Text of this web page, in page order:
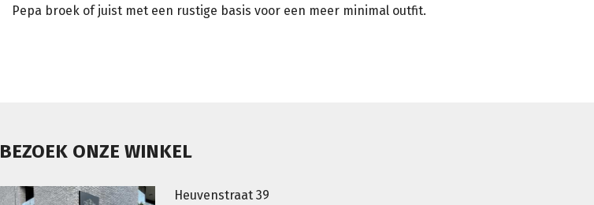
Pepa broek of juist met een rustige basis voor een meer minimal outfit.
BEZOEK ONZE WINKEL
Heuvenstraat 39